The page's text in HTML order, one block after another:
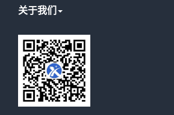
关于我们